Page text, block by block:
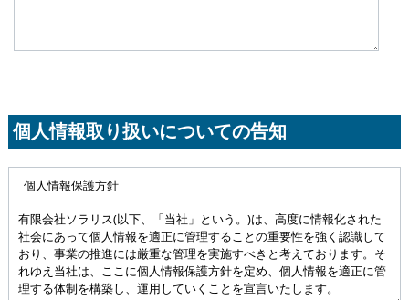
個人情報取り扱いについての告知